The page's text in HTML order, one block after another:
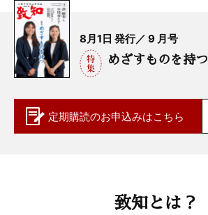
8月1日 発行／ 9 月号
めざすものを持つ
定期購読のお申込みはこちら
致知とは？